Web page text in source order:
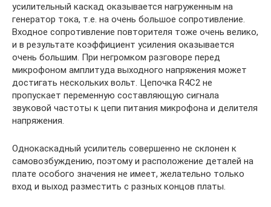
усилительный каскад оказывается нагруженным на
генератор тока, т.е. на очень большое сопротивление.
Входное сопротивление повторителя тоже очень велико,
и в результате коэффициент усиления оказывается
очень большим. При негромком разговоре перед
микрофоном амплитуда выходного напряжения может
достигать нескольких вольт. Цепочка R4C2 не
пропускает переменную составляющую сигнала
звуковой частоты к цепи питания микрофона и делителя
напряжения.
Однокаскадный усилитель совершенно не склонен к
самовозбуждению, поэтому и расположение деталей на
плате особого значения не имеет, желательно только
вход и выход разместить с разных концов платы.